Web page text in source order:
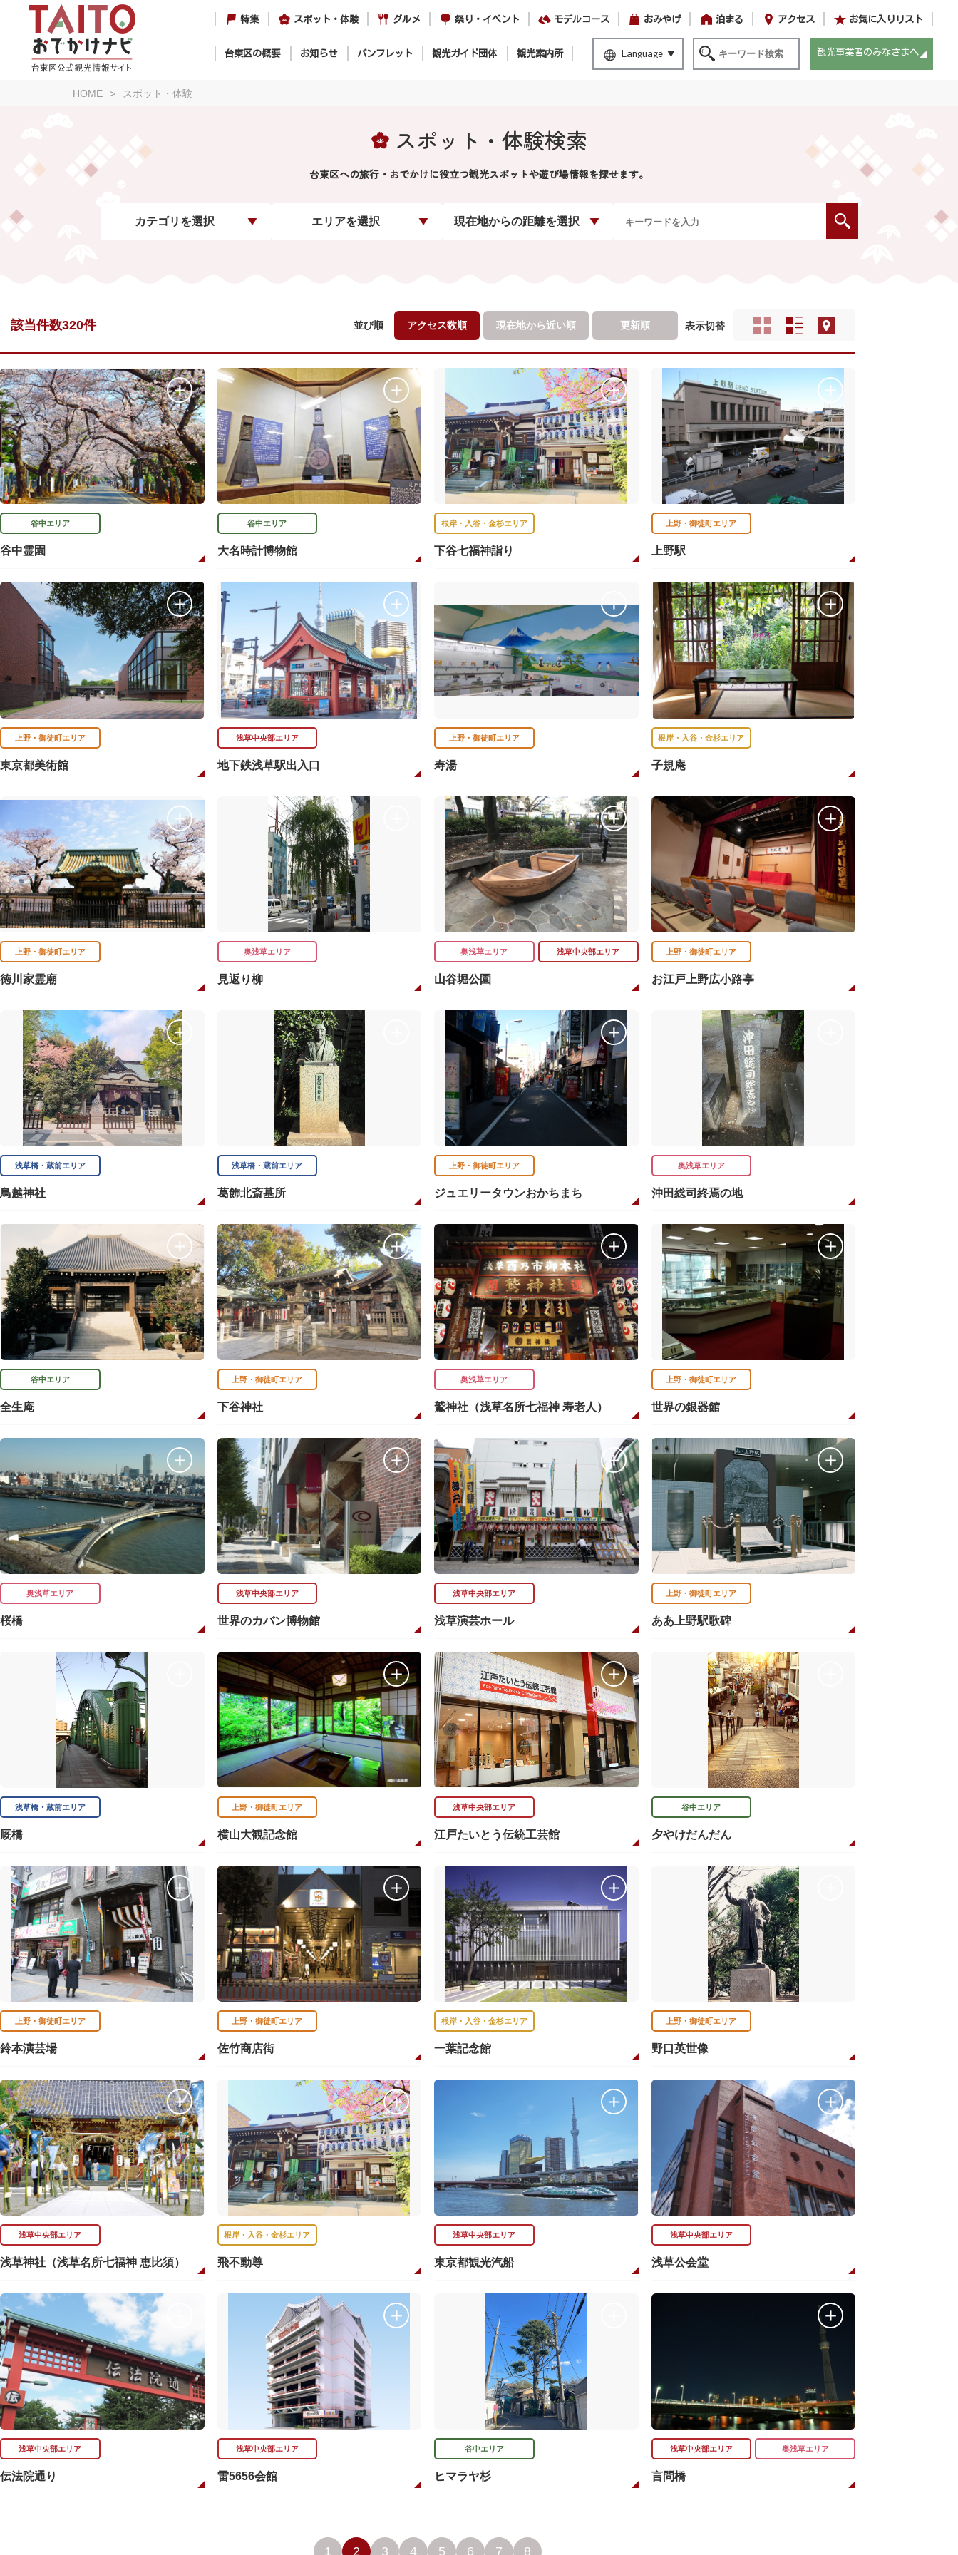
特集 スポット・体験 グルメ 祭り・イベント モデルコース おみやげ 泊まる アクセス お気に入りリスト
台東区の概要 お知らせ パンフレット 観光ガイド団体 観光案内所 Language 観光事業者のみなさまへ
HOME スポット・体験
スポット・体験検索
台東区への旅行・おでかけに役立つ観光スポットや遊び場情報を探せます。
カテゴリを選択 エリアを選択 現在地からの距離を選択
該当件数320件 並び順 アクセス数順 現在地から近い順 更新順 表示切替
谷中エリア
谷中霊園
谷中エリア
大名時計博物館
根岸・入谷・金杉エリア
下谷七福神詣り
上野・御徒町エリア
上野駅
上野・御徒町エリア
東京都美術館
浅草中央部エリア
地下鉄浅草駅出入口
上野・御徒町エリア
寿湯
根岸・入谷・金杉エリア
子規庵
上野・御徒町エリア
徳川家霊廟
奥浅草エリア
見返り柳
奥浅草エリア 浅草中央部エリア
山谷堀公園
上野・御徒町エリア
お江戸上野広小路亭
浅草橋・蔵前エリア
鳥越神社
浅草橋・蔵前エリア
葛飾北斎墓所
上野・御徒町エリア
ジュエリータウンおかちまち
奥浅草エリア
沖田総司終焉の地
谷中エリア
全生庵
上野・御徒町エリア
下谷神社
奥浅草エリア
鷲神社（浅草名所七福神 寿老人）
上野・御徒町エリア
世界の銀器館
奥浅草エリア
桜橋
浅草中央部エリア
世界のカバン博物館
浅草中央部エリア
浅草演芸ホール
上野・御徒町エリア
ああ上野駅歌碑
浅草橋・蔵前エリア
厩橋
上野・御徒町エリア
横山大観記念館
浅草中央部エリア
江戸たいとう伝統工芸館
谷中エリア
夕やけだんだん
上野・御徒町エリア
鈴本演芸場
上野・御徒町エリア
佐竹商店街
根岸・入谷・金杉エリア
一葉記念館
上野・御徒町エリア
野口英世像
浅草中央部エリア
浅草神社（浅草名所七福神 恵比須）
根岸・入谷・金杉エリア
飛不動尊
浅草中央部エリア
東京都観光汽船
浅草中央部エリア
浅草公会堂
浅草中央部エリア
伝法院通り
浅草中央部エリア
雷5656会館
谷中エリア
ヒマラヤ杉
浅草中央部エリア 奥浅草エリア
言問橋
1 2 3 4 5 6 7 8